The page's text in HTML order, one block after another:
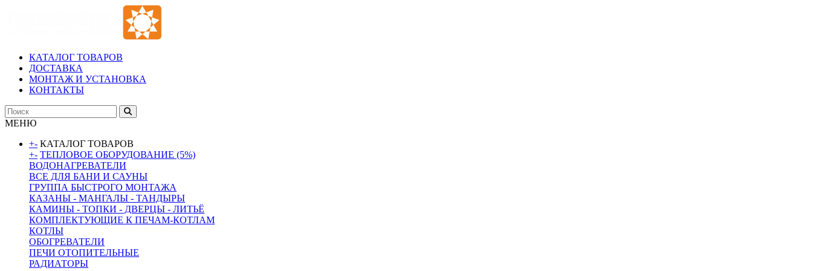
КАТАЛОГ ТОВАРОВ
ДОСТАВКА
МОНТАЖ И УСТАНОВКА
КОНТАКТЫ
МЕНЮ
+- КАТАЛОГ ТОВАРОВ
+- ТЕПЛОВОЕ ОБОРУДОВАНИЕ (5%)
ВОДОНАГРЕВАТЕЛИ
ВСЕ ДЛЯ БАНИ И САУНЫ
ГРУППА БЫСТРОГО МОНТАЖА
КАЗАНЫ - МАНГАЛЫ - ТАНДЫРЫ
КАМИНЫ - ТОПКИ - ДВЕРЦЫ - ЛИТЬЁ
КОМПЛЕКТУЮЩИЕ К ПЕЧАМ-КОТЛАМ
КОТЛЫ
ОБОГРЕВАТЕЛИ
ПЕЧИ ОТОПИТЕЛЬНЫЕ
РАДИАТОРЫ